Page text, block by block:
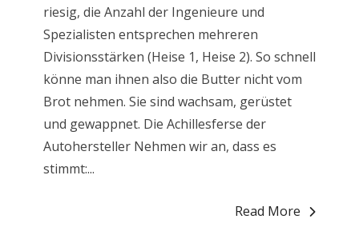
riesig, die Anzahl der Ingenieure und
Spezialisten entsprechen mehreren
Divisionsstärken (Heise 1, Heise 2). So schnell
könne man ihnen also die Butter nicht vom
Brot nehmen. Sie sind wachsam, gerüstet
und gewappnet. Die Achillesferse der
Autohersteller Nehmen wir an, dass es
stimmt:...
Read More